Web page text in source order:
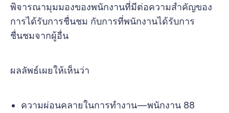
พิจารณามุมมองของพนักงานที่มีต่อความสำคัญของ
การได้รับการชื่นชม กับการที่พนักงานได้รับการ
ชื่นชมจากผู้อื่น
ผลลัพธ์เผยให้เห็นว่า
ความผ่อนคลายในการทำงาน — พนักงาน 88